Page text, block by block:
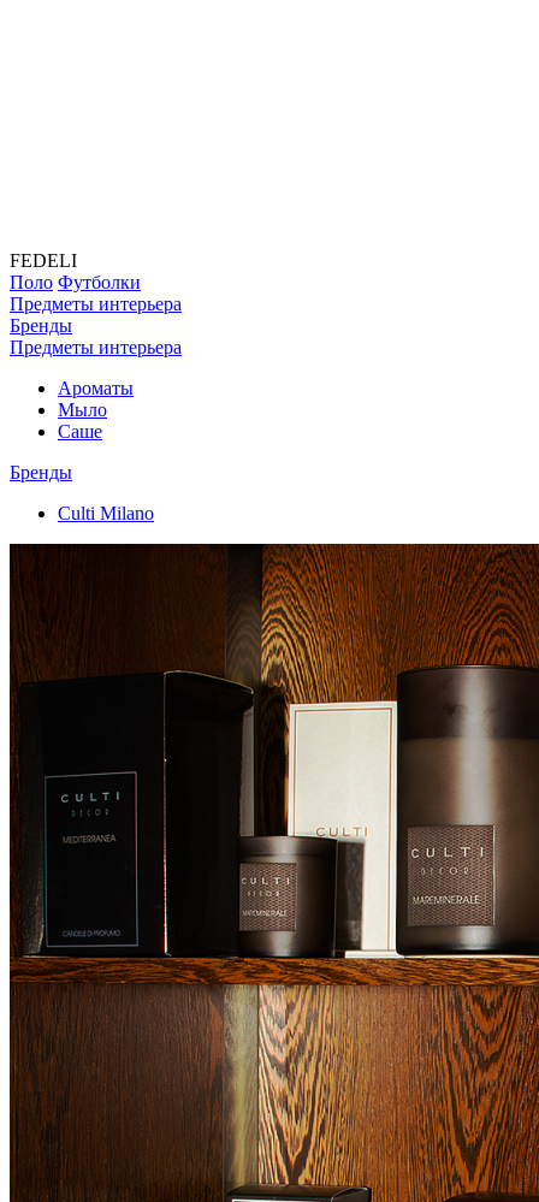
FEDELI
Поло Футболки
Предметы интерьера
Бренды
Предметы интерьера
Ароматы
Мыло
Саше
Бренды
Culti Milano